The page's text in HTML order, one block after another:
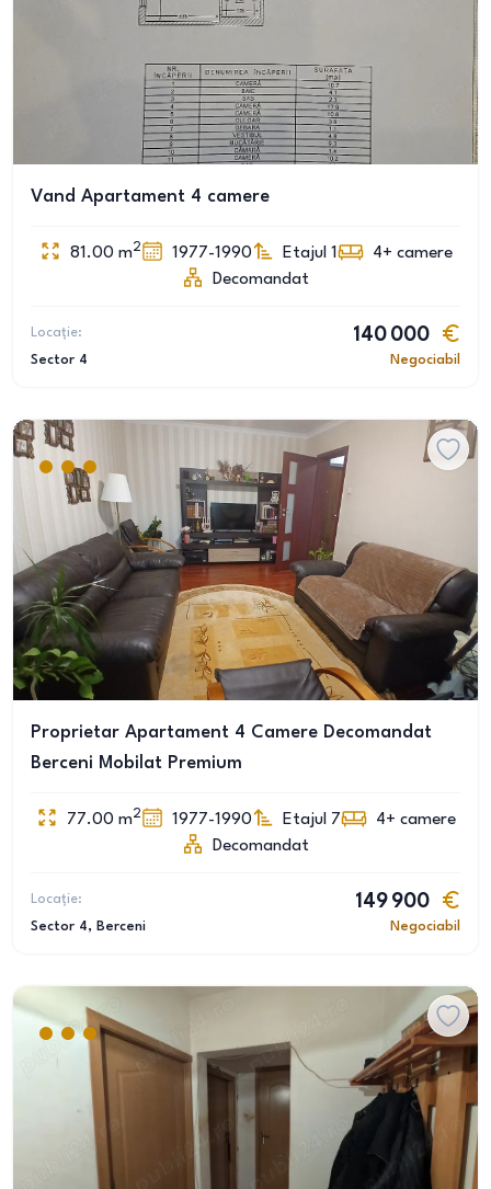
Vand Apartament 4 camere
81.00 m2 1977-1990 Etajul 1 4+ camere
Decomandat
Locație:
Sector 4
140 000
Negociabil
Proprietar Apartament 4 Camere Decomandat
Berceni Mobilat Premium
77.00 m2 1977-1990 Etajul 7 4+ camere
Decomandat
Locație:
Sector 4, Berceni
149 900
Negociabil